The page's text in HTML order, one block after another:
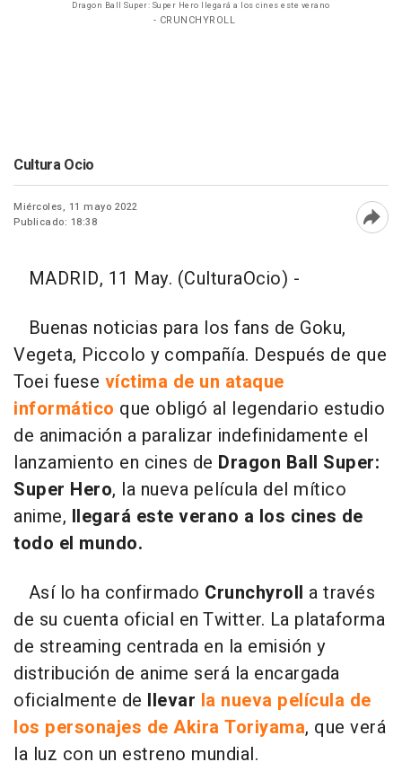
Dragon Ball Super: Super Hero llegará a los cines este verano
- CRUNCHYROLL
Cultura Ocio
Miércoles, 11 mayo 2022
Publicado: 18:38
MADRID, 11 May. (CulturaOcio) -
Buenas noticias para los fans de Goku,
Vegeta, Piccolo y compañía. Después de que
Toei fuese víctima de un ataque
informático que obligó al legendario estudio
de animación a paralizar indefinidamente el
lanzamiento en cines de Dragon Ball Super:
Super Hero, la nueva película del mítico
anime, llegará este verano a los cines de
todo el mundo.
Así lo ha confirmado Crunchyroll a través
de su cuenta oficial en Twitter. La plataforma
de streaming centrada en la emisión y
distribución de anime será la encargada
oficialmente de llevar la nueva película de
los personajes de Akira Toriyama, que verá
la luz con un estreno mundial.